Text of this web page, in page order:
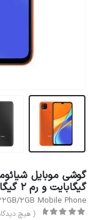
گیگابایت و رم 2 گیگابایت
2GB Mobile Phone
( هیچ